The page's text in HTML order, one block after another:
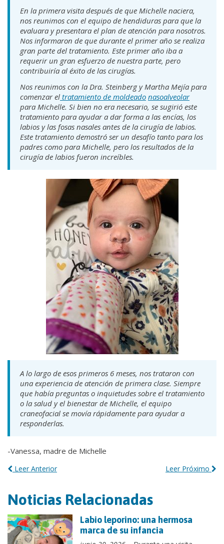
En la primera visita después de que Michelle naciera,
nos reunimos con el equipo de hendiduras para que la
evaluara y presentara el plan de atención para nosotros.
Nos informaron de que durante el primer año se realiza
gran parte del tratamiento. Este primer año iba a
requerir un gran esfuerzo de nuestra parte, pero
contribuiría al éxito de las cirugías.
Nos reunimos con la Dra. Steinberg y Martha Mejía para
comenzar el tratamiento de moldeado nasoalveolar
para Michelle. Si bien no era necesario, se sugirió este
tratamiento para ayudar a dar forma a las encías, los
labios y las fosas nasales antes de la cirugía de labios.
Este tratamiento demostró ser un desafío tanto para los
padres como para Michelle, pero los resultados de la
cirugía de labios fueron increíbles.
A lo largo de esos primeros 6 meses, nos trataron con
una experiencia de atención de primera clase. Siempre
que había preguntas o inquietudes sobre el tratamiento
o la salud y el bienestar de Michelle, el equipo
craneofacial se movía rápidamente para ayudar a
responderlas.
-Vanessa, madre de Michelle
Leer Anterior Leer Próximo
Noticias Relacionadas
Labio leporino: una hermosa
marca de su infancia